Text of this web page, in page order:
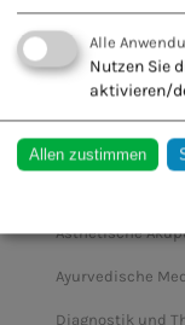
Fachausbildungen
AD(H)S – Therapie
Akupunktur bei
Analytische
Ästhetische
Ayurvedische
Diagnostik und
Alle
Nutzen Sie
aktivieren/
Allen zustimmen